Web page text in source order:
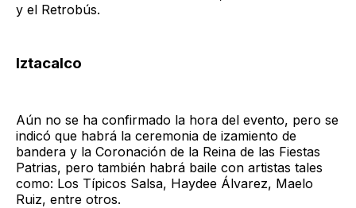
y el Retrobús.
Iztacalco
Aún no se ha confirmado la hora del evento, pero se
indicó que habrá la ceremonia de izamiento de
bandera y la Coronación de la Reina de las Fiestas
Patrias, pero también habrá baile con artistas tales
como: Los Típicos Salsa, Haydee Álvarez, Maelo
Ruiz, entre otros.